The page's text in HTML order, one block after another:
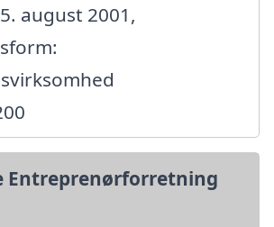
august 2001,
Entreprenørforretning